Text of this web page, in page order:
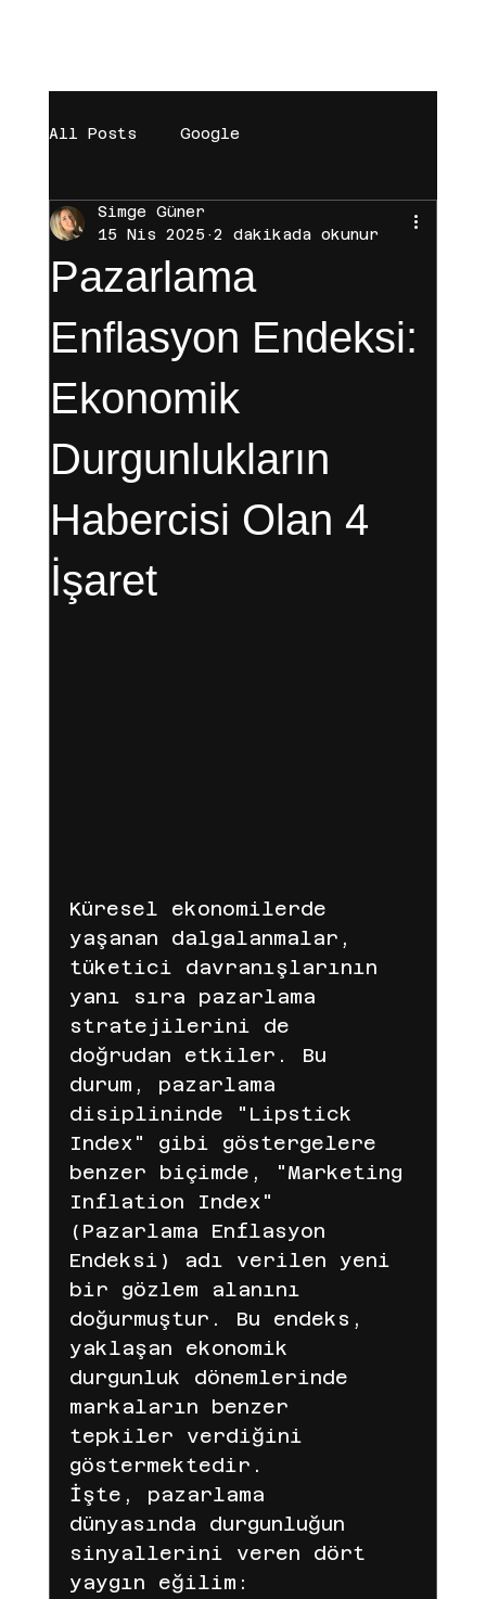
All Posts Google
digital marketing
Influencer Instagram
Hepsiburada
Gelir Ortaklığı
reklam yönetimi iyzico
Amazon pinteresr
e mail Ticaret
Meta temu TEMU TEMU
LC Waikiki için ajans blog yazıları
LC Waikiki lc waikiki
Pazarlama
Enflasyon Endeksi:
Ekonomik
Durgunlukların
Habercisi Olan 4
İşaret
Simge Güner
15 Nis 2025 2 dakikada okunur
Küresel ekonomilerde
yaşanan dalgalanmalar,
tüketici davranışlarının
yanı sıra pazarlama
stratejilerini de
doğrudan etkiler. Bu
durum, pazarlama
disiplininde "Lipstick
Index" gibi göstergelere
benzer biçimde, "Marketing
Inflation Index"
(Pazarlama Enflasyon
Endeksi) adı verilen yeni
bir gözlem alanını
doğurmuştur. Bu endeks,
yaklaşan ekonomik
durgunluk dönemlerinde
markaların benzer
tepkiler verdiğini
göstermektedir.
İşte, pazarlama
dünyasında durgunluğun
sinyallerini veren dört
yaygın eğilim: